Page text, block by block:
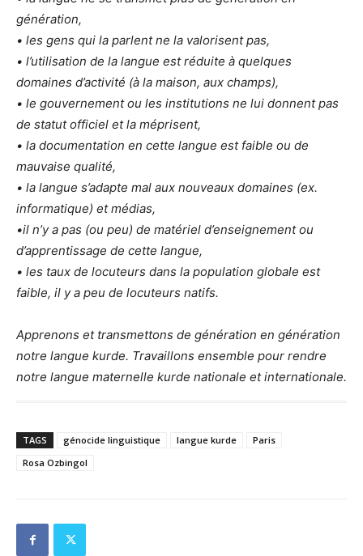
génération,
• les gens qui la parlent ne la valorisent pas,
• l’utilisation de la langue est réduite à quelques
domaines d’activité (à la maison, aux champs),
• le gouvernement ou les institutions ne lui donnent pas
de statut officiel et la méprisent,
• la documentation en cette langue est faible ou de
mauvaise qualité,
• la langue s’adapte mal aux nouveaux domaines (ex.
informatique) et médias,
•il n’y a pas (ou peu) de matériel d’enseignement ou
d’apprentissage de cette langue,
• les taux de locuteurs dans la population globale est
faible, il y a peu de locuteurs natifs.
Apprenons et transmettons de génération en génération
notre langue kurde. Travaillons ensemble pour rendre
notre langue maternelle kurde nationale et internationale.
TAGS génocide linguistique langue kurde
Paris
Rosa Ozbingol